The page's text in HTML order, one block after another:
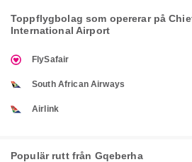
Toppflygbolag som opererar på
International Airport
FlySafair
South African Airways
Airlink
Populär rutt från Gqeberha